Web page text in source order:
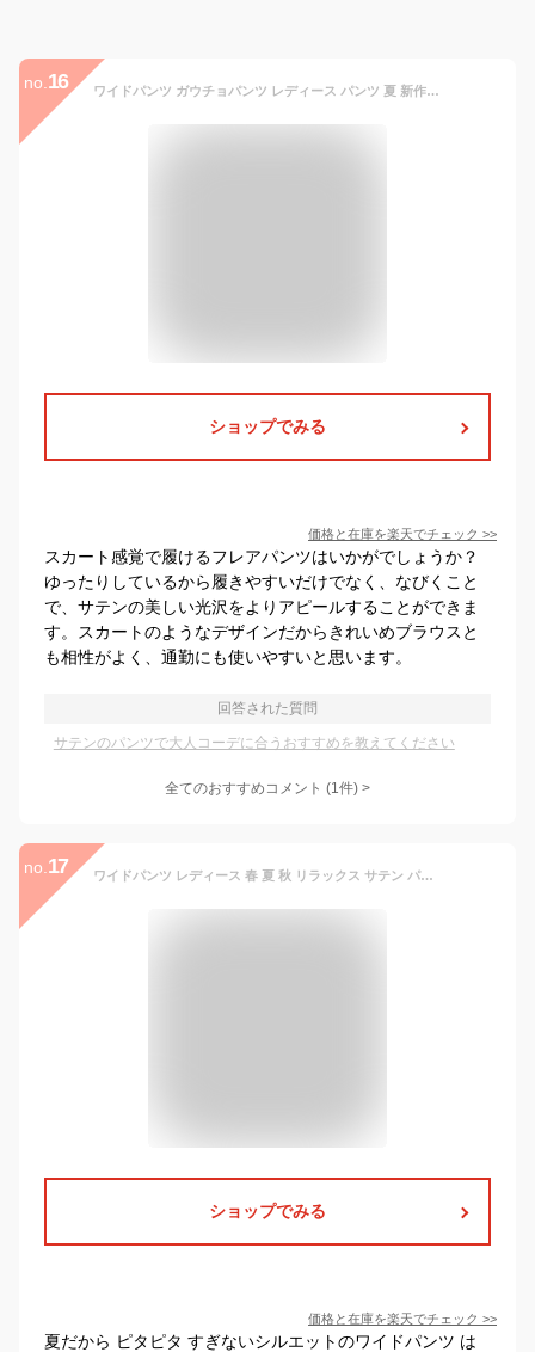
no. 16 ワイドパンツ ガウチョパンツ レディース パンツ 夏 新作 サテン ロング丈 サテンワイドパンツ ボトムズ ロングワイドパンツ 無地 ゆったり オシャレ シンプル
ショップでみる
価格と在庫を楽天でチェック >>
スカート感覚で履けるフレアパンツはいかがでしょうか？
ゆったりしているから履きやすいだけでなく、なびくこと
で、サテンの美しい光沢をよりアピールすることができま
す。スカートのようなデザインだからきれいめブラウスと
も相性がよく、通勤にも使いやすいと思います。
回答された質問
サテンのパンツで大人コーデに合うおすすめを教えてください
全てのおすすめコメント (1件) >
no. 17 ワイドパンツ レディース 春 夏 秋 リラックス サテン パンツ ウエストゴム ラクチン カジュアル ワイド 光沢 肌触り滑らか 【上品光沢の滑らかサテンワイドパンツ】
ショップでみる
価格と在庫を楽天でチェック >>
夏だから ピタピタ すぎないシルエットのワイドパンツ は